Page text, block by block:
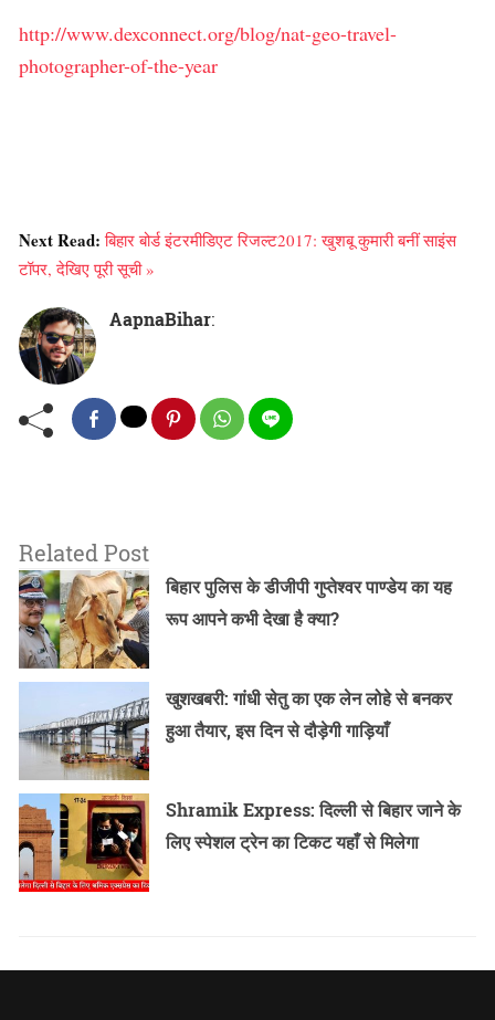
http://www.dexconnect.org/blog/nat-geo-travel-
photographer-of-the-year
Next Read:बिहार बोर्ड इंटरमीडिएट रिजल्ट2017: खुशबू कुमारी बनीं साइंस
टॉपर, देखिए पूरी सूची »
AapnaBihar:
Related Post
बिहार पुलिस के डीजीपी गुप्तेश्वर पाण्डेय का यह
रूप आपने कभी देखा है क्या?
खुशखबरी: गांधी सेतु का एक लेन लोहे से बनकर
हुआ तैयार, इस दिन से दौड़ेगी गाड़ियाँ
Shramik Express: दिल्ली से बिहार जाने के
लिए स्पेशल ट्रेन का टिकट यहाँ से मिलेगा